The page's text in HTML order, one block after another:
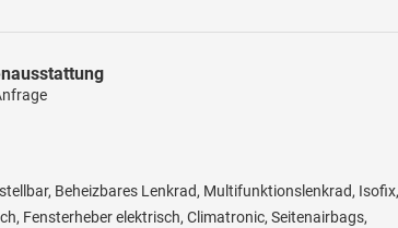
Beheizbares Lenkrad, Multifunktionslenkrad, Isofix,
Fensterheber elektrisch, Climatronic, Seitenairbags,